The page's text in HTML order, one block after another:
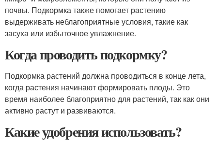
почвы. Подкормка также помогает растению
выдерживать неблагоприятные условия, такие как
засуха или избыточное увлажнение.
Когда проводить подкормку?
Подкормка растений должна проводиться в конце лета,
когда растения начинают формировать плоды. Это
время наиболее благоприятно для растений, так как они
активно растут и развиваются.
Какие удобрения использовать?